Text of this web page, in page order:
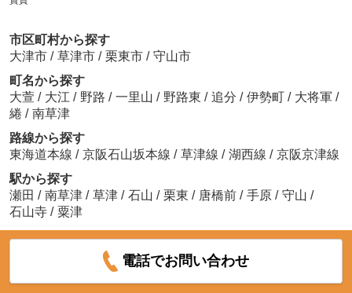
市区町村から探す
大津市 / 草津市 / 栗東市 / 守山市
町名から探す
大萱 / 大江 / 野路 / 一里山 / 野路東 / 追分 / 伊勢町 / 大将軍 /
綣 / 南草津
路線から探す
東海道本線 / 京阪石山坂本線 / 草津線 / 湖西線 / 京阪京津線
駅から探す
瀬田 / 南草津 / 草津 / 石山 / 栗東 / 唐橋前 / 手原 / 守山 /
石山寺 / 粟津
電話でお問い合わせ